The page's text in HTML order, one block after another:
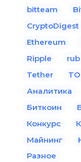
bitteam
CryptoDigest
Ethereum
Ripple
rub
Tether
Аналитика
Биткоин
Конкурс
Майнинг
Разное